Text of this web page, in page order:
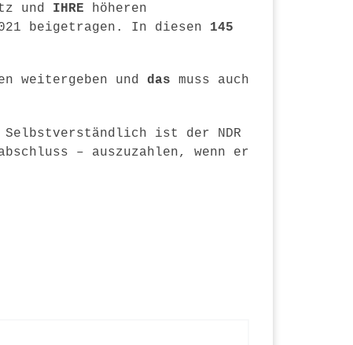
und IHRE höheren
beigetragen. In diesen 145
weitergeben und das muss auch
ist der NDR
– auszuzahlen, wenn er